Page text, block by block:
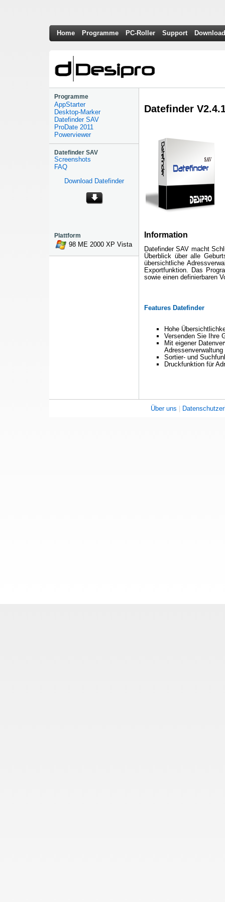
Home Programme PC-Roller Support
Programme
AppStarter
Desktop-Marker
Datefinder SAV
ProDate 2011
Powerviewer
Datefinder SAV
Screenshots
FAQ
Download Datefinder
Plattform
98 ME 2000 XP Vista
Datefinder
Information
Datefinder SAV macht
Überblick über alle
übersichtliche
Exportfunktion. Das
sowie einen definierbaren
Features Datefinder
Hohe
Versenden Sie Ihre
Mit eigener
Sortier- und
Druckfunktion für
Über uns